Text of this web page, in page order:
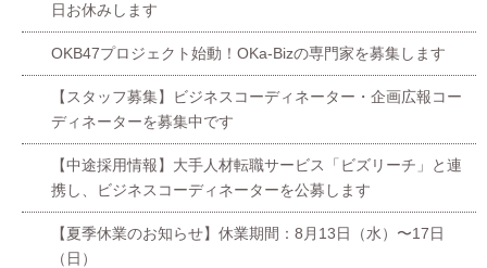
日お休みします
OKB47プロジェクト始動！OKa-Bizの専門家を募集します
【スタッフ募集】ビジネスコーディネーター・企画広報コー
ディネーターを募集中です
【中途採用情報】大手人材転職サービス「ビズリーチ」と連
携し、ビジネスコーディネーターを公募します
【夏季休業のお知らせ】休業期間：8月13日（水）〜17日
（日）